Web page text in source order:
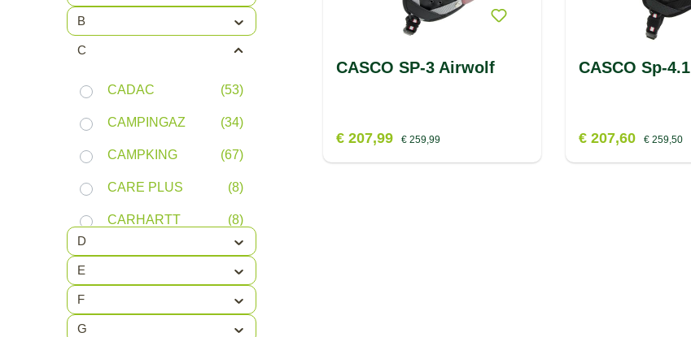
B
C
(53)
CADAC
(34)
CAMPINGAZ
(67)
CAMPKING
(8)
CARE PLUS
(8)
CARHARTT
(3)
CARS
(1)
CARTAGO
(2)
CASCO
D
E
F
G
CASCO SP-3 Airwolf
€ 207,99 € 259,99
CASCO Sp-4.1
€ 207,60 € 259,50